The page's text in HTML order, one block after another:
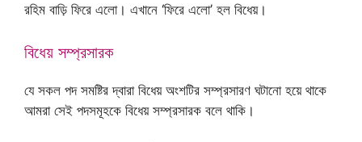
রহিম বাড়ি ফিরে এলো। এখানে ‘ফিরে এলো’ হল বিধেয়।
বিধেয় সম্প্রসারক
যে সকল পদ সমষ্টির দ্বারা বিধেয় অংশটির সম্প্রসারণ ঘটানো হয়ে থাকে
আমরা সেই পদসমূহকে বিধেয় সম্প্রসারক বলে থাকি।